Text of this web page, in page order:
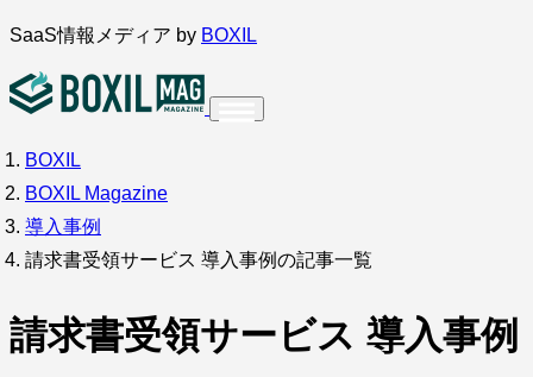
内
を
キ
ッ
プ
SaaS情報メディア by BOXIL
インタビュー
サービス比較
SaaS情報メディア by BOXIL
BOXIL
BOXIL Magazine
導入事例
請求書受領サービス 導入事例の記事一覧
請求書受領サービス 導入事例